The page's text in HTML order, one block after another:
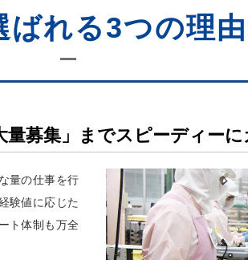
ばれる3つの理由
量募集」までスピーディー
量の仕事を行
験値に応じた
ト体制も万全